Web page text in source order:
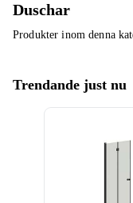
Duschar
Produkter inom denna
Trendande just nu